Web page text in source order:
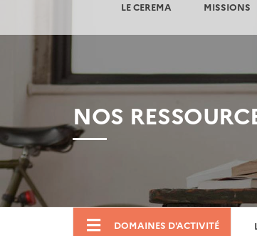
LE CEREMA MISSIONS
NOS
BoutiqueDOMAINES D'ACTIVITÉ